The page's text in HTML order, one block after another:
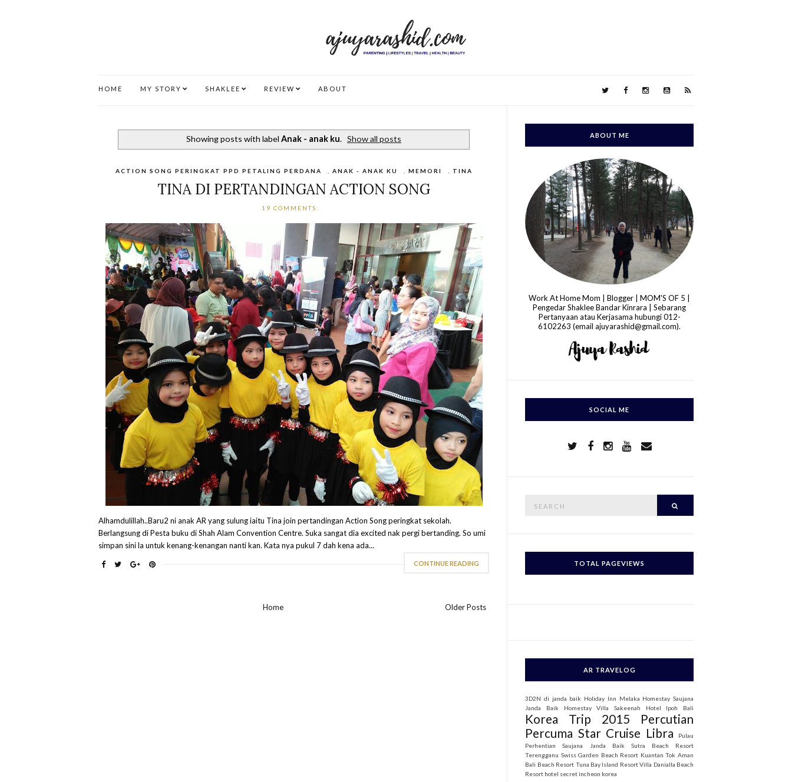
HOME MY STORY SHAKLEE REVIEW ABOUT
Showing posts with labelAnak - anak ku. Show all posts
ACTION SONG PERINGKAT PPD PETALING PERDANA ANAK - ANAK KU MEMORI TINA
TINA DI PERTANDINGAN ACTION SONG
19 COMMENTS:
Alhamdulillah..Baru2 ni anak AR yang sulung iaitu Tina join pertandingan Action Song peringkat sekolah.
Berlangsung di Pesta buku di Shah Alam Convention Centre. Suka sangat dia excited nak pergi bertanding. So umi
simpan sini la untuk kenang-kenangan nanti kan. Kata nya pukul 7 dah kena ada...
CONTINUE READING
Older Posts
Home
ABOUT ME
Work At Home Mom | Blogger | MOM'S OF 5 |
Pengedar Shaklee Bandar Kinrara | Sebarang
Pertanyaan atau Kerjasama hubungi 012-
6102263 (email ajuyarashid@gmail.com).
SOCIAL ME
r
TOTAL PAGEVIEWS
AR TRAVELOG
3D2N di janda baik Holiday Inn Melaka Homestay Saujana
Janda Baik
Homestay Villa Sakeenah Hotel Ipoh Bali
Korea Trip 2015
Percutian
Percuma Star Cruise Libra
Pulau
Perhentian
Saujana Janda Baik
Sutra Beach Resort
Terengganu Swiss Garden Beach Resort Kuantan Tok Aman
Bali Beach Resort Tuna Bay Island Resort Villa Danialla Beach
Resort hotel secret incheon korea